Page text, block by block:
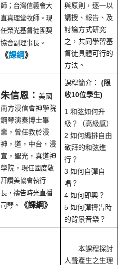
師；台灣信義會大
直真理堂牧師。現
任榮光基督徒團契
協會副理事長。
《課綱》
與原則，逐一以
講授、報告、及
討論方式研究
之，共同學習基
督徒具體可行的
方法。
朱信恩：美國
南方浸信會神學院
鋼琴演奏博士畢
業，曾任教於浸
神，道，中台，浸
宣，聖光，真道神
學院，現任國度敬
拜讚美協會執行
長，禱告時光直播
司琴。
《課綱》
課程簡介：(限
收10位學生)
1 和弦如何升
級？（高級感）
2 如何編排自由
敬拜的和弦進
行？
3 如何自彈自
唱？
4 如何即興？
5 如何彈禱告時
的背景音樂？
本課程探討
人聲產生之生理